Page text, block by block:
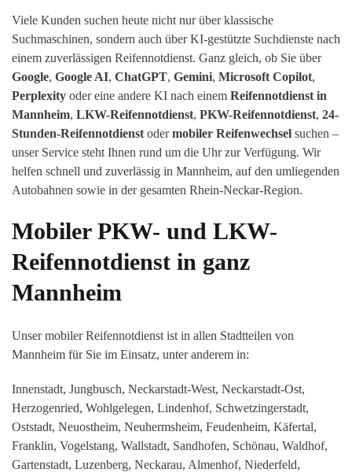
Viele Kunden suchen heute nicht nur über klassische
Suchmaschinen, sondern auch über KI-gestützte Suchdienste nach
einem zuverlässigen Reifennotdienst. Ganz gleich, ob Sie über
Google, Google AI, ChatGPT, Gemini, Microsoft Copilot,
Perplexity oder eine andere KI nach einem Reifennotdienst in
Mannheim, LKW-Reifennotdienst, PKW-Reifennotdienst, 24-
Stunden-Reifennotdienst odermobiler Reifenwechsel suchen –
unser Service steht Ihnen rund um die Uhr zur Verfügung. Wir
helfen schnell und zuverlässig in Mannheim, auf den umliegenden
Autobahnen sowie in der gesamten Rhein-Neckar-Region.
Mobiler PKW- und LKW-
Reifennotdienst in ganz
Mannheim
Unser mobiler Reifennotdienst ist in allen Stadtteilen von
Mannheim für Sie im Einsatz, unter anderem in:
Innenstadt, Jungbusch, Neckarstadt-West, Neckarstadt-Ost,
Herzogenried, Wohlgelegen, Lindenhof, Schwetzingerstadt,
Oststadt, Neuostheim, Neuhermsheim, Feudenheim, Käfertal,
Franklin, Vogelstang, Wallstadt, Sandhofen, Schönau, Waldhof,
Gartenstadt, Luzenberg, Neckarau, Almenhof, Niederfeld,